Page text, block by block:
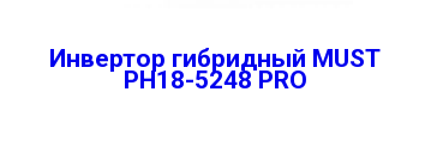
Инвертор гибридный MUST
PH18-5248 PRO